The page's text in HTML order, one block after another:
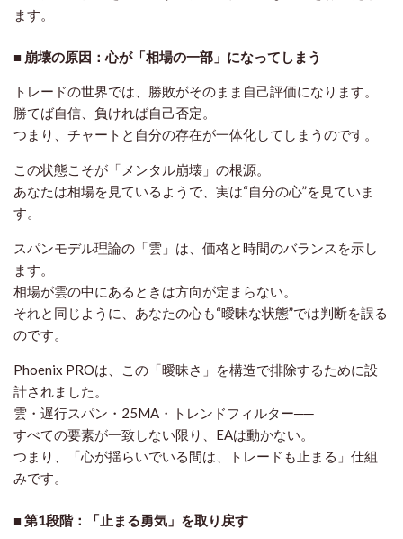
ます。
■ 崩壊の原因：心が「相場の一部」になってしまう
トレードの世界では、勝敗がそのまま自己評価になります。
勝てば自信、負ければ自己否定。
つまり、チャートと自分の存在が一体化してしまうのです。
この状態こそが「メンタル崩壊」の根源。
あなたは相場を見ているようで、実は“自分の心”を見ていま
す。
スパンモデル理論の「雲」は、価格と時間のバランスを示し
ます。
相場が雲の中にあるときは方向が定まらない。
それと同じように、あなたの心も“曖昧な状態”では判断を誤る
のです。
Phoenix PROは、この「曖昧さ」を構造で排除するために設
計されました。
雲・遅行スパン・25MA・トレンドフィルター──
すべての要素が一致しない限り、EAは動かない。
つまり、「心が揺らいでいる間は、トレードも止まる」仕組
みです。
■ 第1段階：「止まる勇気」を取り戻す